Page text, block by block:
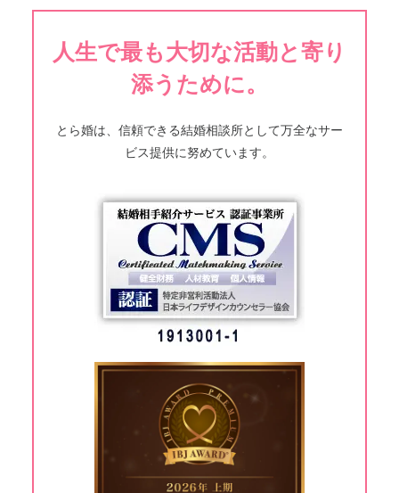
人生で最も大切な活動と寄り
添うために。
とら婚は、信頼できる結婚相談所として万全なサー
ビス提供に努めています。